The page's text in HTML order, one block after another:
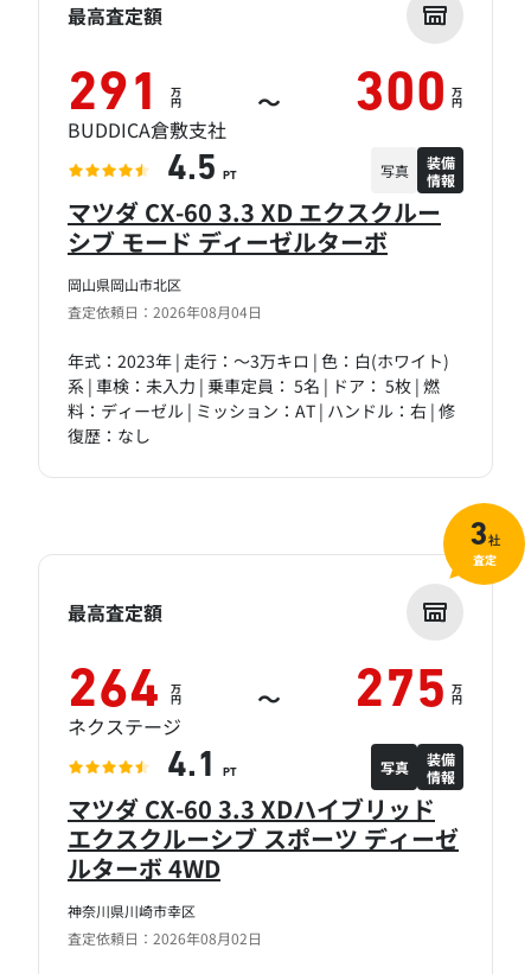
岡山県岡山市北区
査定依頼日：2026年08月04日
マツダ CX-60 3.3 XD エクスクルー
シブ モード ディーゼルターボ
年式：2023年 | 走行：～3万キロ | 色：白(ホワイト)
系 | 車検：未入力 | 乗車定員： 5名 | ドア： 5枚 | 燃
料：ディーゼル | ミッション：AT | ハンドル：右 | 修
復歴：なし
最高査定額
291 万
円 ～ 300 万
円
BUDDICA倉敷支社
4.5 PT 写真
装備
情報
神奈川県川崎市幸区
査定依頼日：2026年08月02日
マツダ CX-60 3.3 XDハイブリッド
エクスクルーシブ スポーツ ディーゼ
ルターボ 4WD
最高査定額
264 万
円 ～ 275 万
円
ネクステージ
4.1 PT 写真
装備
情報
3社
査定